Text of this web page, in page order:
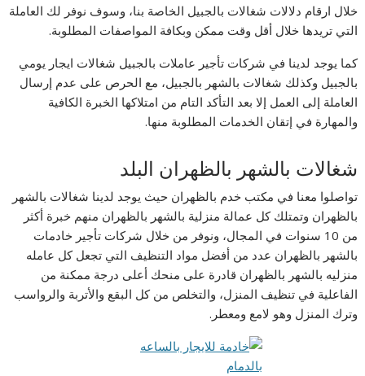
خلال ارقام دلالات شغالات بالجبيل الخاصة بنا، وسوف نوفر لك العاملة
التي تريدها خلال أقل وقت ممكن وبكافة المواصفات المطلوبة.
كما يوجد لدينا في شركات تأجير عاملات بالجبيل شغالات ايجار يومي
بالجبيل وكذلك شغالات بالشهر بالجبيل، مع الحرص على عدم إرسال
العاملة إلى العمل إلا بعد التأكد التام من امتلاكها الخبرة الكافية
والمهارة في إتقان الخدمات المطلوبة منها.
شغالات بالشهر بالظهران البلد
تواصلوا معنا في مكتب خدم بالظهران حيث يوجد لدينا شغالات بالشهر
بالظهران وتمتلك كل عمالة منزلية بالشهر بالظهران منهم خبرة أكثر
من 10 سنوات في المجال، ونوفر من خلال شركات تأجير خادمات
بالشهر بالظهران عدد من أفضل مواد التنظيف التي تجعل كل عامله
منزليه بالشهر بالظهران قادرة على منحك أعلى درجة ممكنة من
الفاعلية في تنظيف المنزل، والتخلص من كل البقع والأتربة والرواسب
وترك المنزل وهو لامع ومعطر.